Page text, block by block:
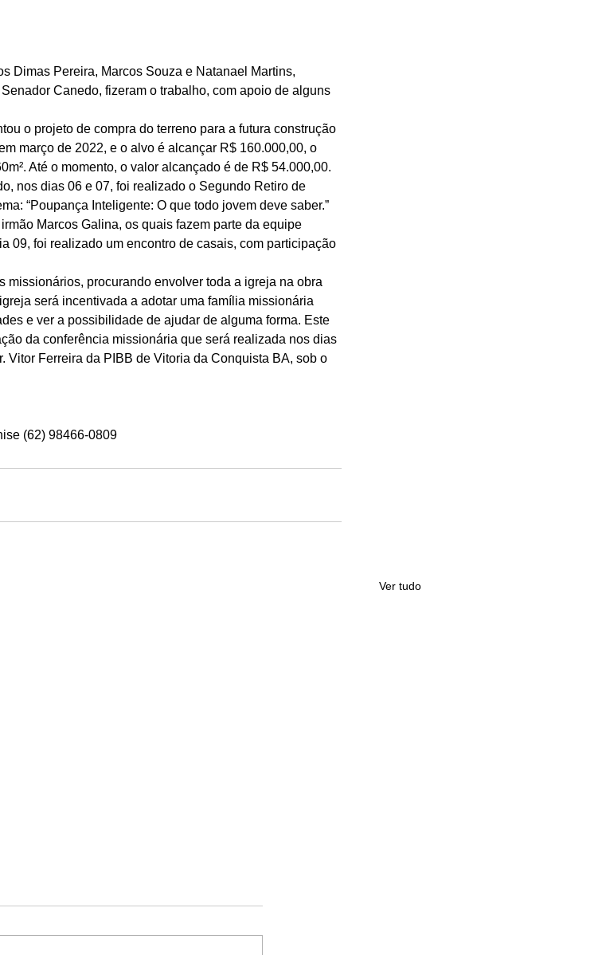
Dimas Pereira, Marcos Souza e Natanael Martins,
Canedo, fizeram o trabalho, com apoio de alguns
o projeto de compra do terreno para a futura construção
março de 2022, e o alvo é alcançar R$ 160.000,00, o
Até o momento, o valor alcançado é de R$ 54.000,00.
nos dias 06 e 07, foi realizado o Segundo Retiro de
“Poupança Inteligente: O que todo jovem deve saber.”
Marcos Galina, os quais fazem parte da equipe
09, foi realizado um encontro de casais, com participação
missionários, procurando envolver toda a igreja na obra
será incentivada a adotar uma família missionária
e ver a possibilidade de ajudar de alguma forma. Este
da conferência missionária que será realizada nos dias
Vitor Ferreira da PIBB de Vitoria da Conquista BA, sob o
(62) 98466-0809
Ver tudo